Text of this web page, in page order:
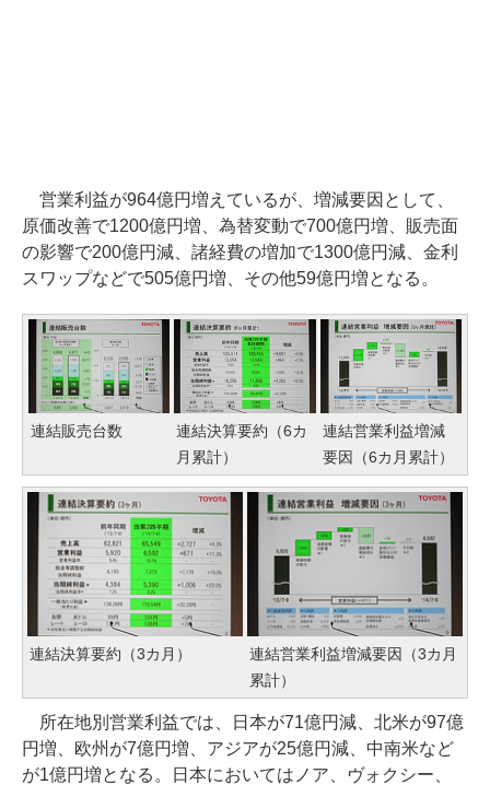
営業利益が964億円増えているが、増減要因として、
原価改善で1200億円増、為替変動で700億円増、販売面
の影響で200億円減、諸経費の増加で1300億円減、金利
スワップなどで505億円増、その他59億円増となる。
連結販売台数
連結決算要約（6カ
月累計）
連結営業利益増減
要因（6カ月累計）
連結決算要約（3カ月）
連結営業利益増減要因（3カ月
累計）
所在地別営業利益では、日本が71億円減、北米が97億
円増、欧州が7億円増、アジアが25億円減、中南米など
が1億円増となる。日本においてはノア、ヴォクシー、